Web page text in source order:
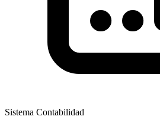
Sistema Contabilidad